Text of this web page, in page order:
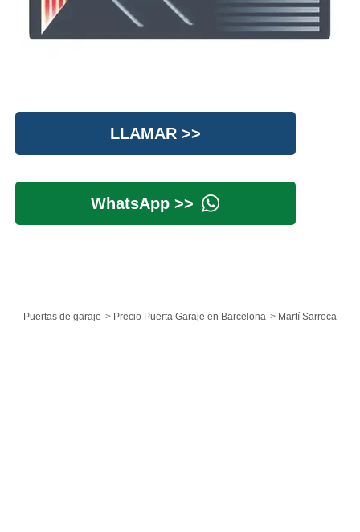
LLAMAR >>
WhatsApp >>
Puertas de garaje Precio Puerta Garaje en Barcelona Martí Sarroca